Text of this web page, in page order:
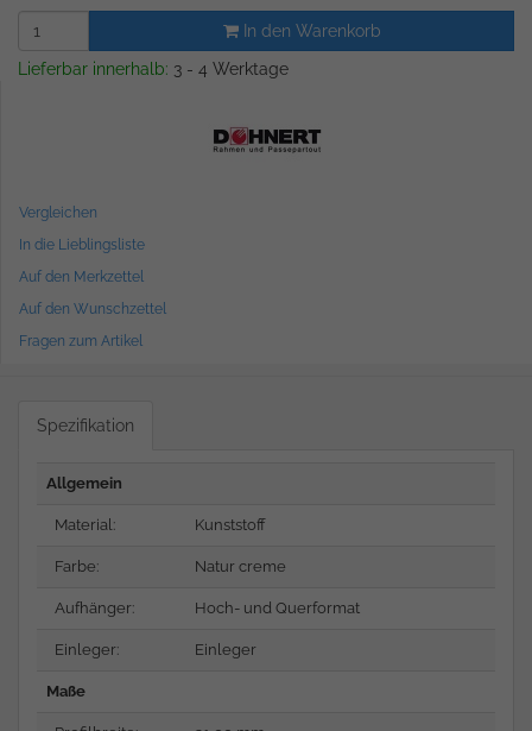
In den Warenkorb
Lieferbar innerhalb: 3 - 4 Werktage
Vergleichen
In die Lieblingsliste
Auf den Merkzettel
Auf den Wunschzettel
Fragen zum Artikel
Spezifikation
Allgemein
Material: Kunststoff
Farbe: Natur creme
Aufhänger: Hoch- und Querformat
Einleger: Einleger
Maße